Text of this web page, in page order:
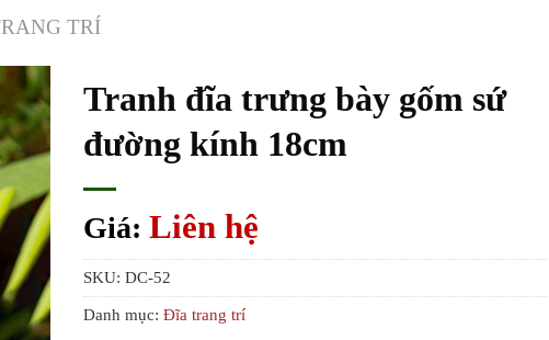
TRÍ
Tranh đĩa trưng bày gốm sứ
đường kính 18cm
Giá: Liên hệ
SKU: DC-52
Danh mục: Đĩa trang trí